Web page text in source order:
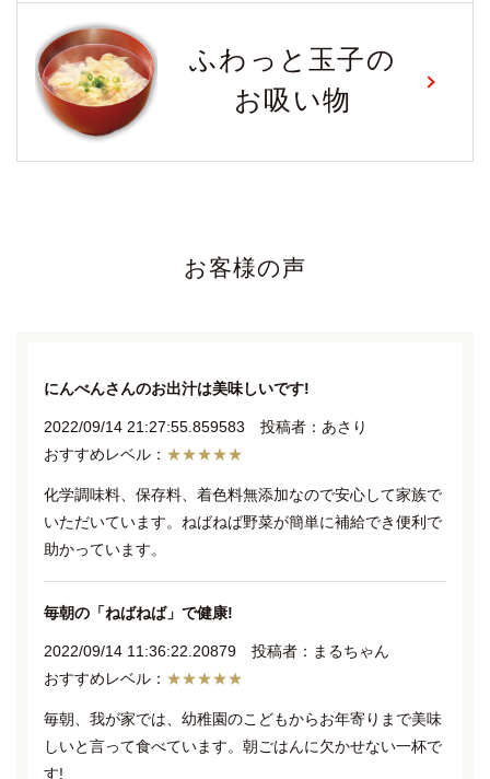
ふわっと玉子の
お吸い物
お客様の声
にんべんさんのお出汁は美味しいです!
2022/09/14 21:27:55.859583 投稿者：あさり
★★★★★
化学調味料、保存料、着色料無添加なので安心して家族で
いただいています。ねばねば野菜が簡単に補給でき便利で
助かっています。
毎朝の「ねばねば」で健康!
2022/09/14 11:36:22.20879 投稿者：まるちゃん
★★★★★
毎朝、我が家では、幼稚園のこどもからお年寄りまで美味
しいと言って食べています。朝ごはんに欠かせない一杯で
す!